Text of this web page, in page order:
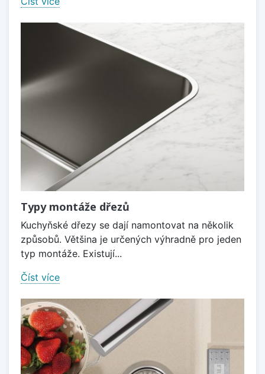
Typy montáže dřezů
Kuchyňské dřezy se dají namontovat na několik
způsobů. Většina je určených výhradně pro jeden
typ montáže. Existují...
Číst více